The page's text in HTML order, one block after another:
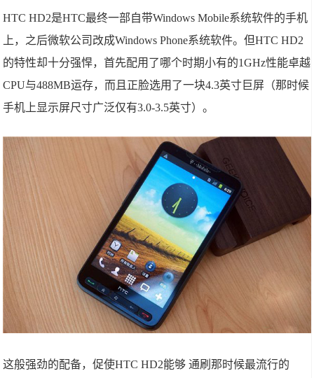
HTC HD2是HTC最终一部自带Windows Mobile系统软件的手机
上，之后微软公司改成Windows Phone系统软件。但HTC HD2
的特性却十分强悍，首先配用了哪个时期小有的1GHz性能卓越
CPU与488MB运存，而且正脸选用了一块4.3英寸巨屏（那时候
手机上显示屏尺寸广泛仅有3.0-3.5英寸）。
这般强劲的配备，促使HTC HD2能够 通刷那时候最流行的